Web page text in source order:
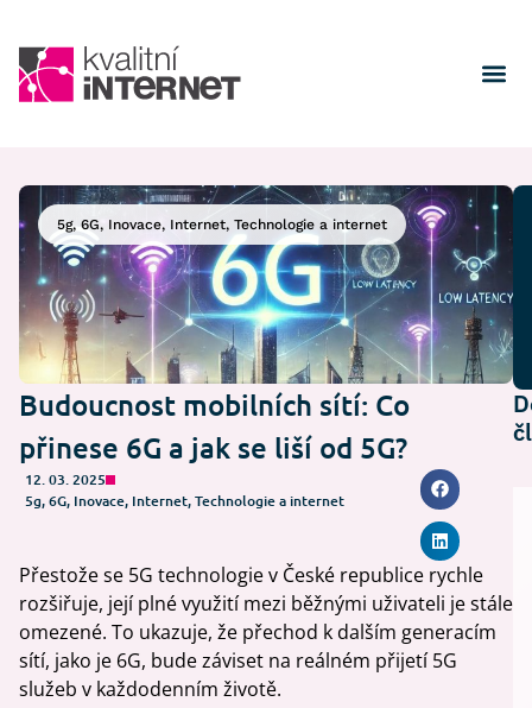
5g, 6G, Inovace, Internet, Technologie a internet
Budoucnost mobilních sítí: Co
přinese 6G a jak se liší od 5G?
12. 03. 2025
5g,6G, Inovace, Internet,Technologie a internet
Přestože se 5G technologie v České republice rychle
rozšiřuje, její plné využití mezi běžnými uživateli je stále
omezené. To ukazuje, že přechod k dalším generacím
sítí, jako je 6G, bude záviset na reálném přijetí 5G
služeb v každodenním životě.